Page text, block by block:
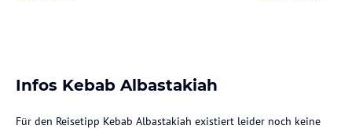
Infos Kebab Albastakiah
Für den Reisetipp Kebab Albastakiah existiert leider noch keine